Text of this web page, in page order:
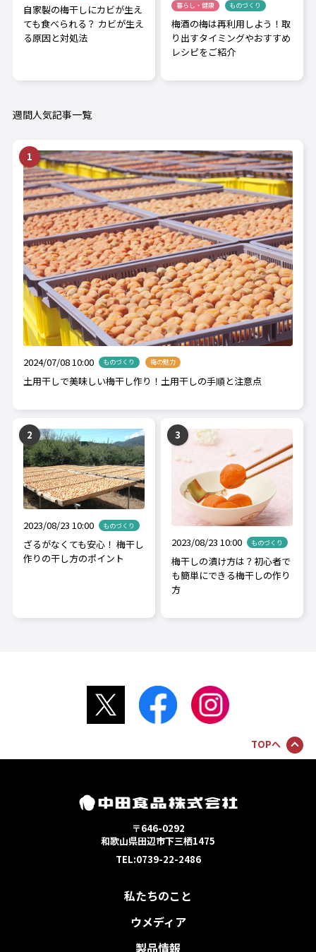
自家製の梅干しにカビが生え
ても食べられる？ カビが生え
る原因と対処法
暮らし・健康 ものづくり
梅酒の梅は再利用しよう！取
り出すタイミングやおすすめ
レシピをご紹介
週間人気記事一覧
2024/07/08 10:00 ものづくり 梅の魅力
土用干しで美味しい梅干し作り！土用干しの手順と注意点
2023/08/23 10:00 ものづくり
ざるがなくても安心！ 梅干し
作りの干し方のポイント
2023/08/23 10:00 ものづくり
梅干しの漬け方は？初心者で
も簡単にできる梅干しの作り
方
TOPへ
〒646-0292
和歌山県田辺市下三栖1475
TEL:0739-22-2486
私たちのこと
ウメディア
製品情報